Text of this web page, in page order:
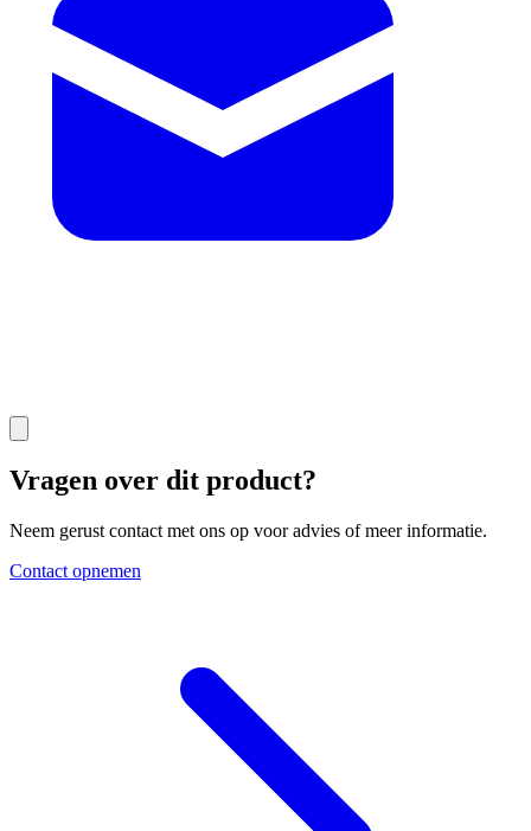
Vragen over dit product?
Neem gerust contact met ons op voor advies of meer informatie.
Contact opnemen